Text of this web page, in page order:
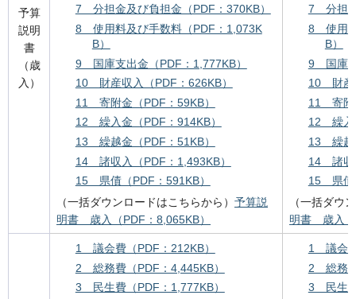
予算
説明
書
（歳
入）
7 分担金及び負担金（PDF：370KB）
8 使用料及び手数料（PDF：1,073K
B）
9 国庫支出金（PDF：1,777KB）
10 財産収入（PDF：626KB）
11 寄附金（PDF：59KB）
12 繰入金（PDF：914KB）
13 繰越金（PDF：51KB）
14 諸収入（PDF：1,493KB）
15 県債（PDF：591KB）
（一括ダウンロードはこちらから） 予算説
明書 歳入（PDF：8,065KB）
7 分担金
8 使用料
B）
9 国庫
10 財産
11 寄附
12 繰入
13 繰越
14 諸収
15 県債
（一括ダウ
明書 歳入（
1 議会費（PDF：212KB）
2 総務費（PDF：4,445KB）
3 民生費（PDF：1,777KB）
1 議会
2 総務
3 民生